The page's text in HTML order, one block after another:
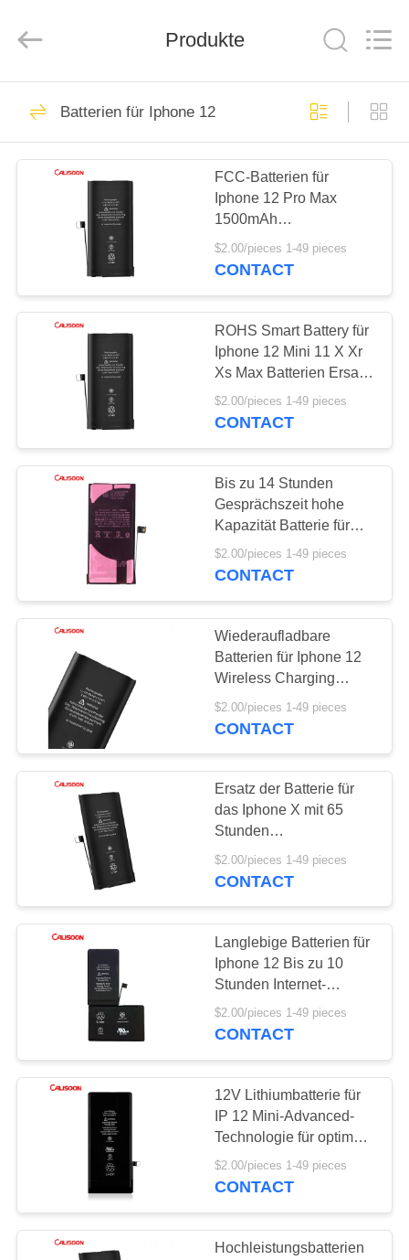
STARTSEITE
PRODUKTE
VIDEOS
UNS
QUALITÄTSKONTROLLE
REFERENZEN
SITEMAP
PRIVACY
POLICY
Electronics
Li-Ionen-Batterie für
Mobiltelefone
Lithiumbatterie für
Iphone
10
Batterie mit hoher
Kapazität für Iphone
Interne Batterie für
Iphone
Abnehmbare
Handybatterie
Ersatz der Batterie
für Iphone X
25
Produkte
Batterien für Iphone 12
FCC-Batterien für
Iphone 12 Pro Max
1500mAh
Wiederaufladbare
Minibatterie
$2.00/pieces 1-49 pieces
CONTACT
ROHS Smart Battery für
Iphone 12 Mini 11 X Xr
Xs Max Batterien Ersatz
OEM
$2.00/pieces 1-49 pieces
CONTACT
Bis zu 14 Stunden
Gesprächszeit hohe
Kapazität Batterie für
Iphone mit drahtlosem
Aufladen
$2.00/pieces 1-49 pieces
CONTACT
Wiederaufladbare
Batterien für Iphone 12
Wireless Charging
Erweiterte Leistung für
IP 12 Mini
$2.00/pieces 1-49 pieces
CONTACT
Ersatz der Batterie für
das Iphone X mit 65
Stunden
Audiowiedergabe
$2.00/pieces 1-49 pieces
CONTACT
Langlebige Batterien für
Iphone 12 Bis zu 10
Stunden Internet-
Wireless-Ladezeit
$2.00/pieces 1-49 pieces
CONTACT
12V Lithiumbatterie für
IP 12 Mini-Advanced-
Technologie für optimale
Leistung
$2.00/pieces 1-49 pieces
CONTACT
Hochleistungsbatterien